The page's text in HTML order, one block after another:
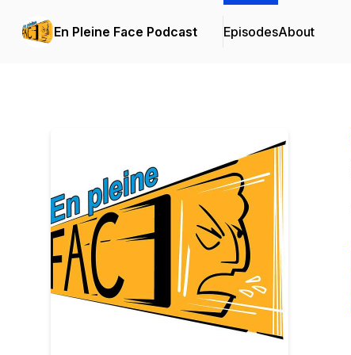
En Pleine Face Podcast EpisodesAbout